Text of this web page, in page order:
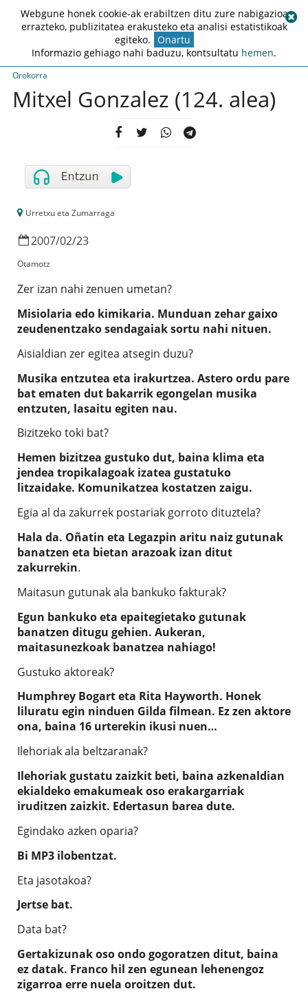
Orokorra
Mitxel Gonzalez (124. alea)
Urretxu eta Zumarraga
2007/02/23
Otamotz
Zer izan nahi zenuen umetan?
Misiolaria edo kimikaria. Munduan zehar gaixo
zeudenentzako sendagaiak sortu nahi nituen.
Aisialdian zer egitea atsegin duzu?
Musika entzutea eta irakurtzea. Astero ordu pare
bat ematen dut bakarrik egongelan musika
entzuten, lasaitu egiten nau.
Bizitzeko toki bat?
Hemen bizitzea gustuko dut, baina klima eta
jendea tropikalagoak izatea gustatuko
litzaidake. Komunikatzea kostatzen zaigu.
Egia al da zakurrek postariak gorroto dituztela?
Hala da. Oñatin eta Legazpin aritu naiz gutunak
banatzen eta bietan arazoak izan ditut
zakurrekin.
Maitasun gutunak ala bankuko fakturak?
Egun bankuko eta epaitegietako gutunak
banatzen ditugu gehien. Aukeran,
maitasunezkoak banatzea nahiago!
Gustuko aktoreak?
Humphrey Bogart eta Rita Hayworth. Honek
liluratu egin ninduen Gilda filmean. Ez zen aktore
ona, baina 16 urterekin ikusi nuen…
Ilehoriak ala beltzaranak?
Ilehoriak gustatu zaizkit beti, baina azkenaldian
ekialdeko emakumeak oso erakargarriak
iruditzen zaizkit. Edertasun barea dute.
Egindako azken oparia?
Bi MP3 ilobentzat.
Eta jasotakoa?
Jertse bat.
Data bat?
Gertakizunak oso ondo gogoratzen ditut, baina
ez datak. Franco hil zen egunean lehenengoz
zigarroa erre nuela oroitzen dut.
Webgune honek cookie-ak erabiltzen ditu zure nabigazioa
errazteko, publizitatea erakusteko eta analisi estatistikoak
egiteko. Onartu
Informazio gehiago nahi baduzu, kontsultatu hemen.